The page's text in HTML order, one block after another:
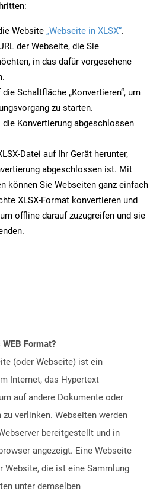
Website „Webseite in XLSX“.
der Webseite, die Sie
in das dafür vorgesehene
Schaltfläche „Konvertieren“, um
zu starten.
die Konvertierung abgeschlossen
Datei auf Ihr Gerät herunter,
abgeschlossen ist. Mit
können Sie Webseiten ganz einfach
XLSX-Format konvertieren und
offline darauf zuzugreifen und sie
Format?
(oder Webseite) ist ein
Internet, das Hypertext
auf andere Dokumente oder
zu verlinken. Webseiten werden
bereitgestellt und in
angezeigt. Eine Webseite
Website, die ist eine Sammlung
unter demselben